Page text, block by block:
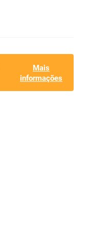
Mais
informações